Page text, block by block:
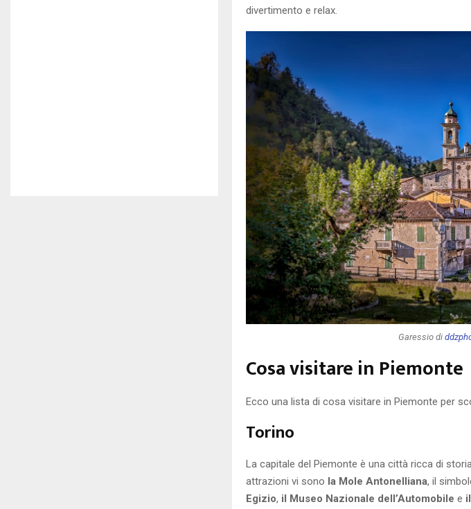
divertimento e relax.
Garessio di
Cosa visitare in Piemonte
Ecco una lista di cosa visitare in Piemonte per
Torino
La capitale del Piemonte è una città ricca di
attrazioni vi sono la Mole Antonelliana, il
Egizio, il Museo Nazionale dell’Automobile e